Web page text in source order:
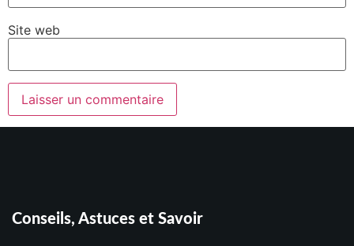
Site web
Conseils, Astuces et Savoir